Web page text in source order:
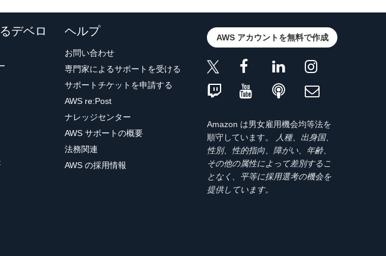
デベロ
ヘルプ
お問い合わせ
専門家によるサポートを受ける
サポートチケットを申請する
AWS re:Post
ナレッジセンター
AWS サポートの概要
法務関連
AWS の採用情報
AWS アカウントを無料で作成
Amazon は男女雇用機会均等法を
順守しています。
人種、出身国、
性別、性的指向、障がい、年齢、
その他の属性によって差別するこ
となく、平等に採用選考の機会を
提供しています。